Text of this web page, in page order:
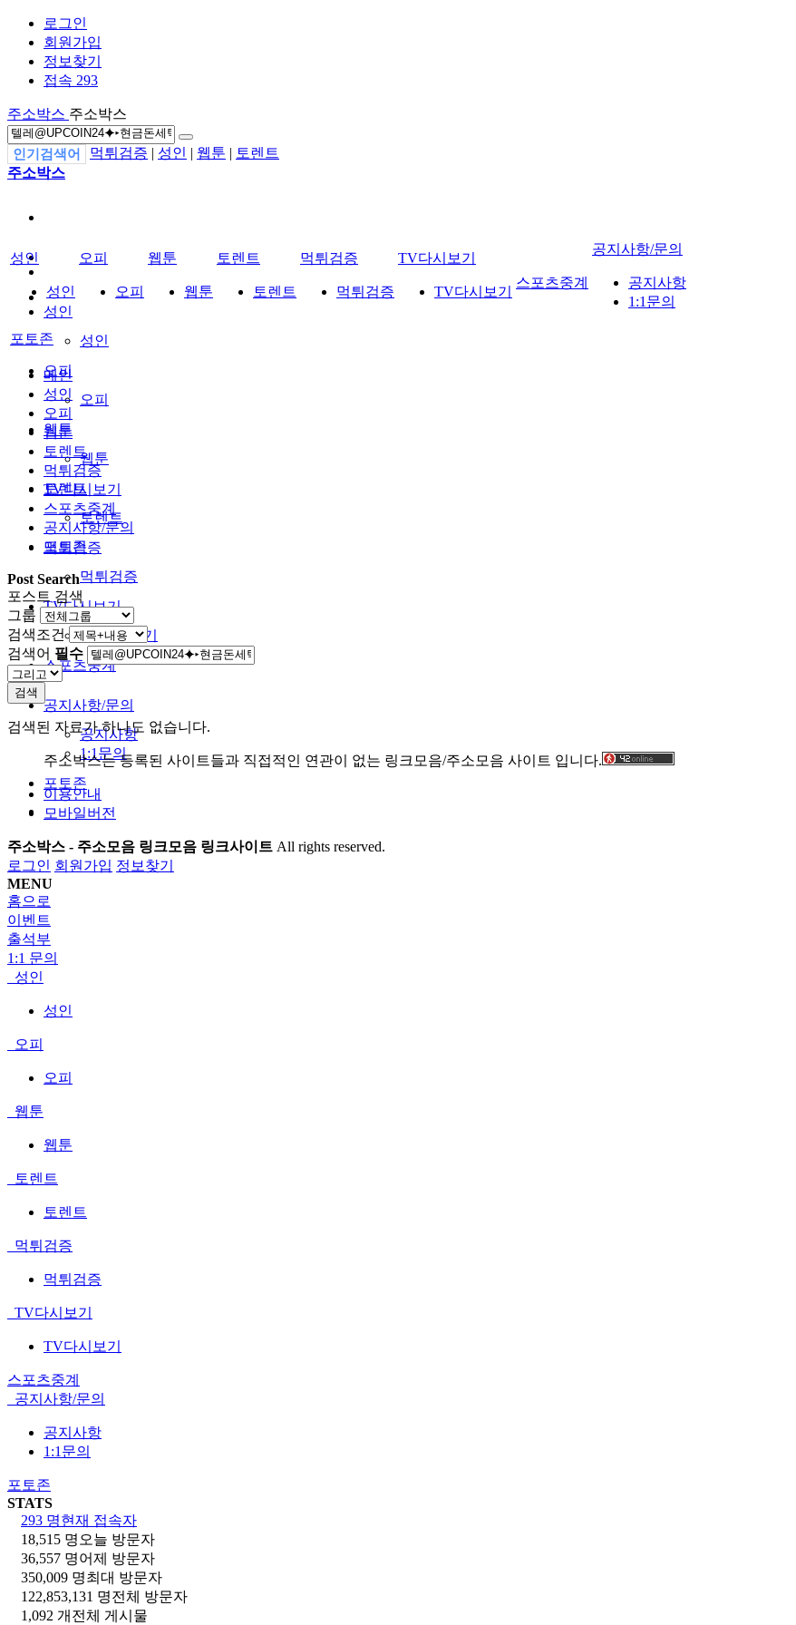
로그인
회원가입
정보찾기
접속 293
주소박스 주소박스
인기검색어 먹튀검증 | 성인 | 웹툰 | 토렌트
주소박스
성인
성인
오피
오피
웹툰
웹툰
토렌트
토렌트
먹튀검증
먹튀검증
TV다시보기
TV다시보기
스포츠중계
공지사항/문의
공지사항
1:1문의
포토존
성인
성인
오피
오피
웹툰
웹툰
토렌트
토렌트
먹튀검증
먹튀검증
TV다시보기
TV다시보기
스포츠중계
공지사항/문의
공지사항
1:1문의
포토존
메인
성인
오피
웹툰
토렌트
먹튀검증
TV다시보기
스포츠중계
공지사항/문의
포토존
Post Search
포스트 검색
그룹
검색조건
검색어 필수
검색
검색된 자료가 하나도 없습니다.
주소박스는 등록된 사이트들과 직접적인 연관이 없는 링크모음/주소모음 사이트 입니다.
이용안내
모바일버전
주소박스 - 주소모음 링크모음 링크사이트 All rights reserved.
로그인 회원가입 정보찾기
MENU
홈으로
이벤트
출석부
1:1 문의
성인
성인
오피
오피
웹툰
웹툰
토렌트
토렌트
먹튀검증
먹튀검증
TV다시보기
TV다시보기
스포츠중계
공지사항/문의
공지사항
1:1문의
포토존
STATS
293 명현재 접속자
18,515 명 오늘 방문자
36,557 명어제 방문자
350,009 명최대 방문자
122,853,131 명전체 방문자
1,092 개 전체 게시물